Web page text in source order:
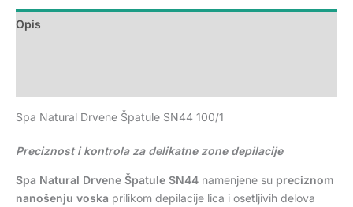
Opis
Spa Natural Drvene Špatule SN44 100/1
Preciznost i kontrola za delikatne zone depilacije
Spa Natural Drvene Špatule SN44 namenjene su preciznom
nanošenju voska prilikom depilacije lica i osetljivih delova